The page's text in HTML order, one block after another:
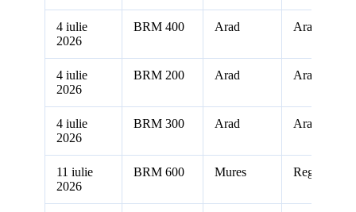
4 iulie
2026
BRM 400 Arad Arad
4 iulie
2026
BRM 200 Arad Arad
4 iulie
2026
BRM 300 Arad Arad
11 iulie
2026
BRM 600 Mures Reghin